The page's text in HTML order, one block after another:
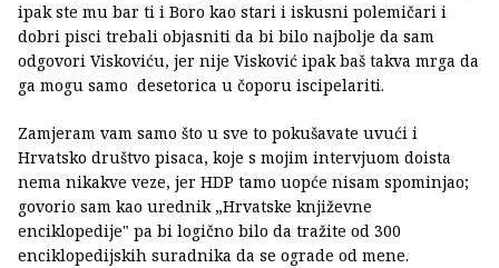
ipak ste mu bar ti i Boro kao stari i iskusni polemičari i
dobri pisci trebali objasniti da bi bilo najbolje da sam
odgovori Viskoviću, jer nije Visković ipak baš takva mrga da
ga mogu samo desetorica u čoporu iscipelariti.
Zamjeram vam samo što u sve to pokušavate uvući i
Hrvatsko društvo pisaca, koje s mojim intervjuom doista
nema nikakve veze, jer HDP tamo uopće nisam spominjao;
govorio sam kao urednik „Hrvatske književne
enciklopedije" pa bi logično bilo da tražite od 300
enciklopedijskih suradnika da se ograde od mene.